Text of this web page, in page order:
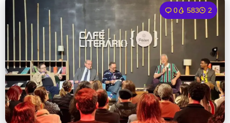
0 583 2